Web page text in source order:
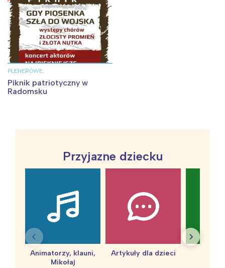
PLENEROWE
Piknik patriotyczny w
Radomsku
Przyjazne dziecku
Animatorzy, klauni,
Mikołaj
Artykuły dla dzieci
Interesują mnie wydarzenia z
tego regionu:
Warszawa
Łódź
Wybieram